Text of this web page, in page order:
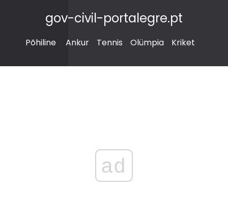
gov-civil-portalegre.pt
Põhiline Ankur Tennis Olümpia Kriket
ad